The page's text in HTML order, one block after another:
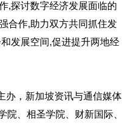
,探讨数字经济发展面临的
合作,助力双方共同抓住发
发展空间,促进提升两地经
，新加坡资讯与通信媒体
、相圣学院、财新国际、